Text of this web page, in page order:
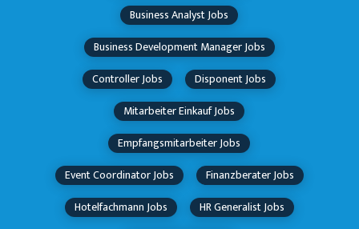
Business Analyst Jobs
Business Development Manager Jobs
Controller Jobs
Disponent Jobs
Mitarbeiter Einkauf Jobs
Empfangsmitarbeiter Jobs
Event Coordinator Jobs
Finanzberater Jobs
Hotelfachmann Jobs
HR Generalist Jobs